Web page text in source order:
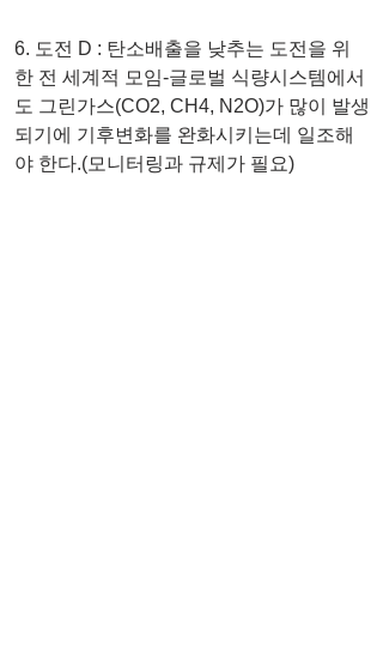
6. 도전 D : 탄소배출을 낮추는 도전을 위
한 전 세계적 모임-글로벌 식량시스템에서
도 그린가스(CO2, CH4, N2O)가 많이 발생
되기에 기후변화를 완화시키는데 일조해
야 한다.(모니터링과 규제가 필요)